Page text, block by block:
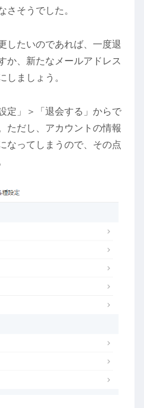
さそうでした。
したいのであれば、一度退
か、新たなメールアドレス
しましょう。
定」＞「退会する」からで
ただし、アカウントの情報
なってしまうので、その点